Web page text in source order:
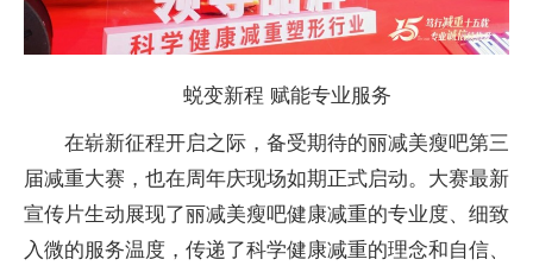
蜕变新程 赋能专业服务
在崭新征程开启之际，备受期待的丽减美瘦吧第三
届减重大赛，也在周年庆现场如期正式启动。大赛最新
宣传片生动展现了丽减美瘦吧健康减重的专业度、细致
入微的服务温度，传递了科学健康减重的理念和自信、